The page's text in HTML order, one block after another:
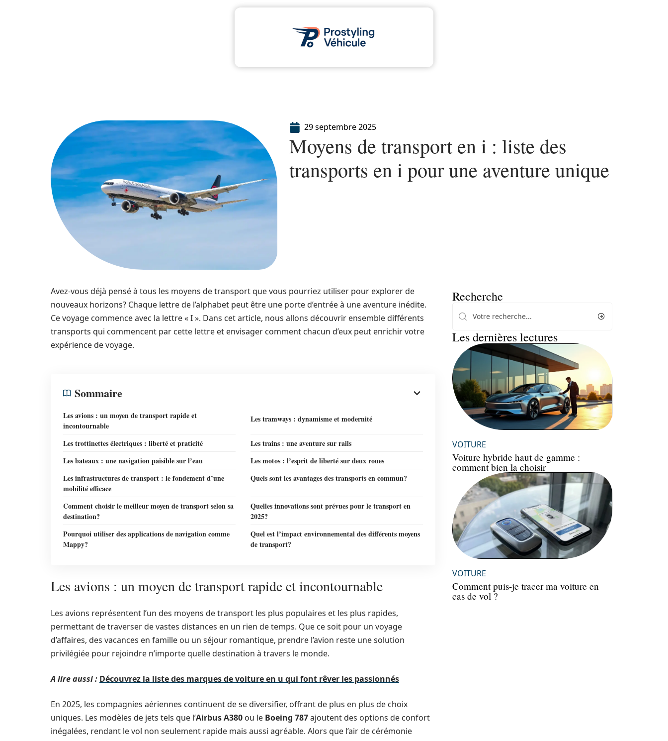
29 septembre 2025
Moyens de transport en i : liste des
transports en i pour une aventure unique
Avez-vous déjà pensé à tous les moyens de transport que vous pourriez utiliser pour explorer de
nouveaux horizons? Chaque lettre de l’alphabet peut être une porte d’entrée à une aventure inédite.
Ce voyage commence avec la lettre « I ». Dans cet article, nous allons découvrir ensemble différents
transports qui commencent par cette lettre et envisager comment chacun d’eux peut enrichir votre
expérience de voyage.
Sommaire
Les avions : un moyen de transport rapide et
incontournable
Les tramways : dynamisme et modernité
Les trottinettes électriques : liberté et praticité
Les trains : une aventure sur rails
Les bateaux : une navigation paisible sur l’eau
Les motos : l’esprit de liberté sur deux roues
Les infrastructures de transport : le fondement d’une
mobilité efficace
Quels sont les avantages des transports en commun?
Comment choisir le meilleur moyen de transport selon sa
destination?
Quelles innovations sont prévues pour le transport en
2025?
Pourquoi utiliser des applications de navigation comme
Mappy?
Quel est l’impact environnemental des différents moyens
de transport?
Les avions : un moyen de transport rapide et incontournable
Les avions représentent l’un des moyens de transport les plus populaires et les plus rapides,
permettant de traverser de vastes distances en un rien de temps. Que ce soit pour un voyage
d’affaires, des vacances en famille ou un séjour romantique, prendre l’avion reste une solution
privilégiée pour rejoindre n’importe quelle destination à travers le monde.
A lire aussi : Découvrez la liste des marques de voiture en u qui font rêver les passionnés
En 2025, les compagnies aériennes continuent de se diversifier, offrant de plus en plus de choix
uniques. Les modèles de jets tels que l’Airbus A380 ou le Boeing 787ajoutent des options de confort
inégalées, rendant le vol non seulement rapide mais aussi agréable. Alors que l’air de cérémonie
Recherche
Les dernières lectures
VOITURE
Voiture hybride haut de gamme :
comment bien la choisir
VOITURE
Comment puis-je tracer ma voiture en
cas de vol ?